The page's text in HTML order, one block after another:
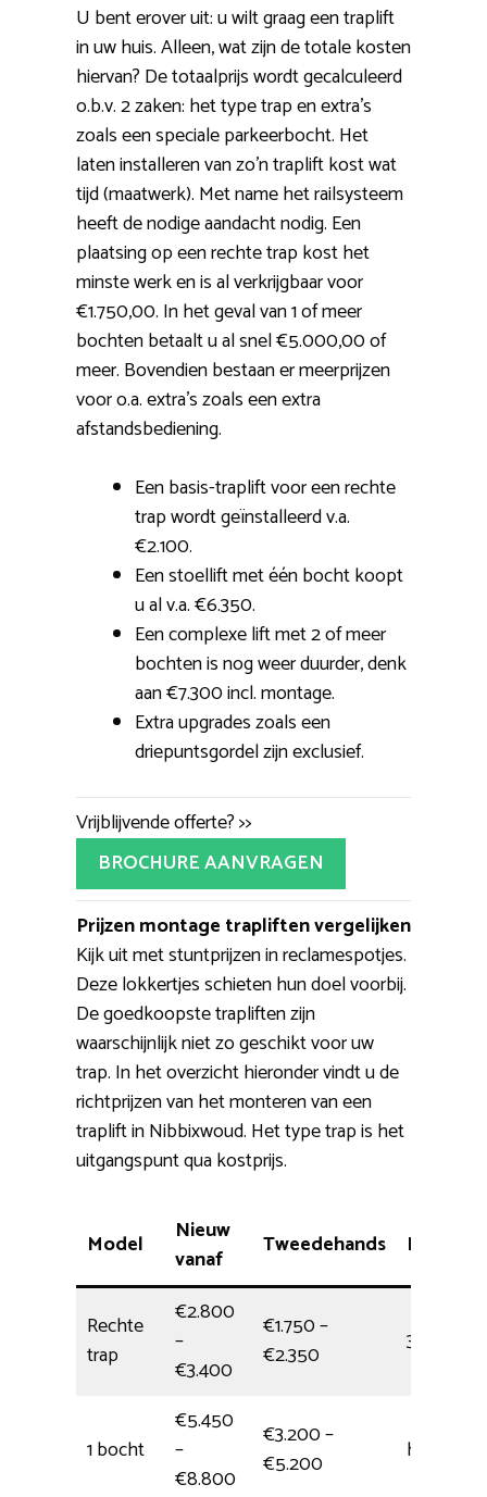
U bent erover uit: u wilt graag een traplift
in uw huis. Alleen, wat zijn de totale kosten
hiervan? De totaalprijs wordt gecalculeerd
o.b.v. 2 zaken: het type trap en extra’s
zoals een speciale parkeerbocht. Het
laten installeren van zo’n traplift kost wat
tijd (maatwerk). Met name het railsysteem
heeft de nodige aandacht nodig. Een
plaatsing op een rechte trap kost het
minste werk en is al verkrijgbaar voor
€1.750,00. In het geval van 1 of meer
bochten betaalt u al snel €5.000,00 of
meer. Bovendien bestaan er meerprijzen
voor o.a. extra’s zoals een extra
afstandsbediening.
Een basis-traplift voor een rechte
trap wordt geïnstalleerd v.a.
€2.100.
Een stoellift met één bocht koopt
u al v.a. €6.350.
Een complexe lift met 2 of meer
bochten is nog weer duurder, denk
aan €7.300 incl. montage.
Extra upgrades zoals een
driepuntsgordel zijn exclusief.
Vrijblijvende offerte? >>
BROCHURE AANVRAGEN
Prijzen montage trapliften vergelijken
Kijk uit met stuntprijzen in reclamespotjes.
Deze lokkertjes schieten hun doel voorbij.
De goedkoopste trapliften zijn
waarschijnlijk niet zo geschikt voor uw
trap. In het overzicht hieronder vindt u de
richtprijzen van het monteren van een
traplift in Nibbixwoud. Het type trap is het
uitgangspunt qua kostprijs.
Model
Nieuw
vanaf
Tweedehands Montage
Rechte
trap
€2.800
–
€3.400
€1.750 –
€2.350
3,5 uur
1 bocht
€5.450
–
€8.800
€3.200 –
€5.200
halve dag